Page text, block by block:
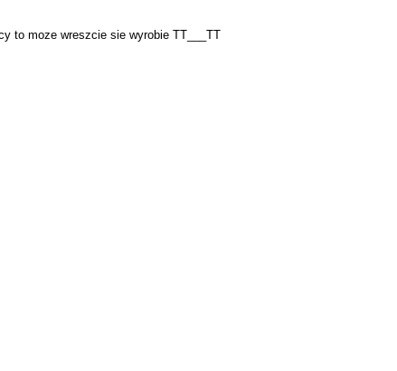
to moze wreszcie sie wyrobie TT___TT